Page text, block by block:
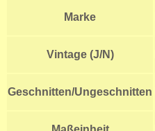
Marke
Vintage (J/N)
Geschnitten/Ungeschnitten